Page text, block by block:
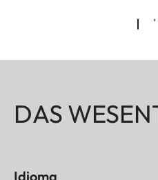
DAS
Idioma